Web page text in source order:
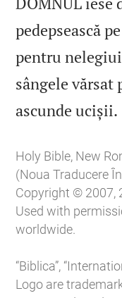
pedepsească
pentru
sângele vărsat
ascunde ucișii.
Holy Bible, New
(Noua Traducere
Copyright © 2007,
Used with
worldwide.
“Biblica”,
Logo are